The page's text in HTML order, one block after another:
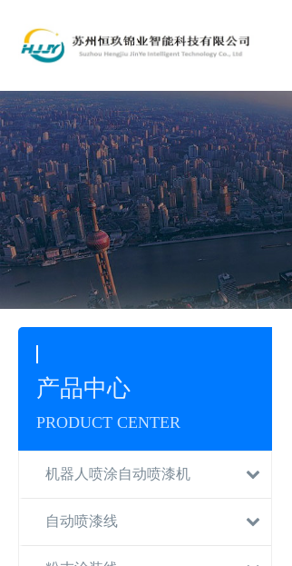
产品中心
PRODUCT CENTER
机器人喷涂自动喷漆机
自动喷漆线